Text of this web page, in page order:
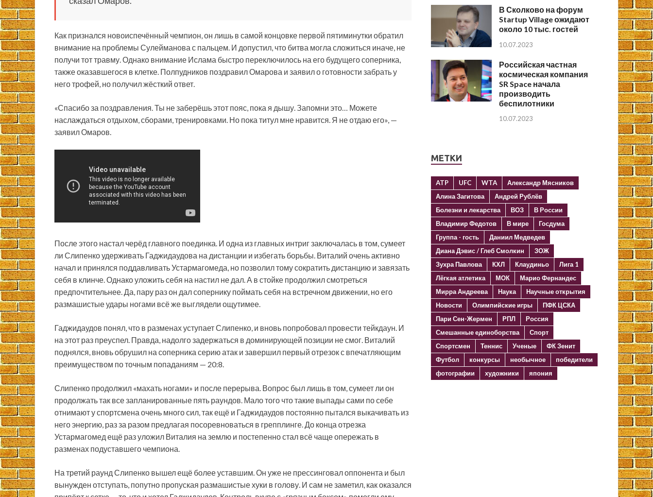
Как признался новоиспечённый чемпион, он лишь в самой концовке первой пятиминутки обратил
внимание на проблемы Сулейманова с пальцем. И допустил, что битва могла сложиться иначе, не
получи тот травму. Однако внимание Ислама быстро переключилось на его будущего соперника,
также оказавшегося в клетке. Полпудников поздравил Омарова и заявил о готовности забрать у
него трофей, но получил жёсткий ответ.
«Спасибо за поздравления. Ты не заберёшь этот пояс, пока я дышу. Запомни это… Можете
наслаждаться отдыхом, сборами, тренировками. Но пока титул мне нравится. Я не отдаю его», —
заявил Омаров.
После этого настал черёд главного поединка. И одна из главных интриг заключалась в том, сумеет
ли Слипенко удерживать Гаджидаудова на дистанции и избегать борьбы. Виталий очень активно
начал и принялся поддавливать Устармагомеда, но позволил тому сократить дистанцию и завязать
себя в клинче. Однако уложить себя на настил не дал. А в стойке продолжил смотреться
предпочтительнее. Да, пару раз он дал сопернику поймать себя на встречном движении, но его
размашистые удары ногами всё же выглядели ощутимее.
Гаджидаудов понял, что в разменах уступает Слипенко, и вновь попробовал провести тейкдаун. И
на этот раз преуспел. Правда, надолго задержаться в доминирующей позиции не смог. Виталий
поднялся, вновь обрушил на соперника серию атак и завершил первый отрезок с впечатляющим
преимуществом по точным попаданиям — 20:8.
Слипенко продолжил «махать ногами» и после перерыва. Вопрос был лишь в том, сумеет ли он
продолжать так все запланированные пять раундов. Мало того что такие выпады сами по себе
отнимают у спортсмена очень много сил, так ещё и Гаджидаудов постоянно пытался выкачивать из
него энергию, раз за разом предлагая посоревноваться в грепплинге. До конца отрезка
Устармагомед ещё раз уложил Виталия на землю и постепенно стал всё чаще опережать в
разменах подуставшего чемпиона.
На третий раунд Слипенко вышел ещё более уставшим. Он уже не прессинговал оппонента и был
вынужден отступать, попутно пропуская размашистые хуки в голову. И сам не заметил, как оказался
В Сколково на форум
Startup Village ожидают
около 10 тыс. гостей
10.07.2023
Российская частная
космическая компания
SR Space начала
производить
беспилотники
10.07.2023
МЕТКИ
ATP UFC WTA
Александр Мясников
Алина Загитова
Андрей Рублёв
Болезни и лекарства
ВОЗ
В России
Владимир Федотов
В мире
Госдума
Группа - гость
Даниил Медведев
Диана Дэвис / Глеб Смолкин
ЗОЖ
Зухра Павлова
КХЛ Клаудиньо
Лига 1
Лёгкая атлетика
МОК
Марио Фернандес
Мирра Андреева
Наука
Научные открытия
Новости
Олимпийские игры
ПФК ЦСКА
Пари Сен-Жермен
РПЛ
Россия
Смешанные единоборства
Спорт
Спортсмен
Теннис Ученые
ФК Зенит
Футбол
конкурсы необычное
победители
фотографии
художники япония